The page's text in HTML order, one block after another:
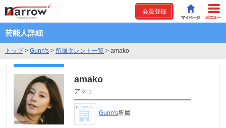
会員登録
芸能人詳細
トップ> Gunn's > 所属タレント一覧 > amako
amako
アマコ
Gunn's所属